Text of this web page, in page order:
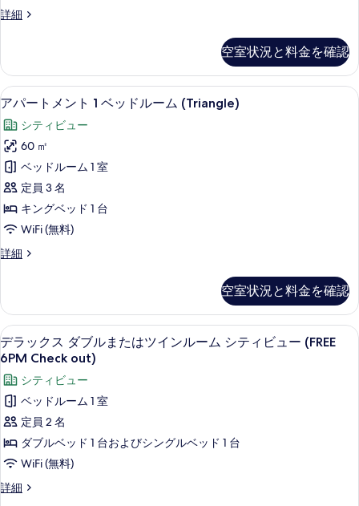
の
て
の
写
真
を
表
示
す
る
ー
詳
細
て
真
を
表
示
す
る
詳細
Deluxe
Tea)
の
詳
空室状況と料金を確認
ア
パ
ー
ト
メ
ン
ト
ベ
ド
ル
ー
ム
(Triangle)
の
す
べ
て
の
アパートメント 1 ベッドルーム
7
アパートメント 1 ベッドルーム (Triangle)
シティビュー
60 ㎡
ベッドルーム 1 室
定員 3 名
キングベッド 1 台
WiFi (無料)
詳細
ア
メ
ン
ト
1
ッ
ド
ル
ー
ム
の
詳
細
空室状況と料金を確認
デ
ラ
ッ
ク
ス
ダ
ブ
ル
セーフティボックス (室内)、デスク
1
デラックス ダブルまたはツインルーム シティビュー (FREE
6PM Check out)
シティビュー
ベッドルーム 1 室
定員 2 名
ダブルベッド 1 台およびシングルベッド 1 台
WiFi (無料)
詳細
デ